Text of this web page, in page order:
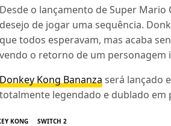
Desde o lançamento de Super Mario
desejo de jogar uma sequência.
que todos esperavam, mas acaba
vendo o retorno de um personagem
Donkey Kong Bananza será lançado
totalmente legendado e dublado
KONG SWITCH 2